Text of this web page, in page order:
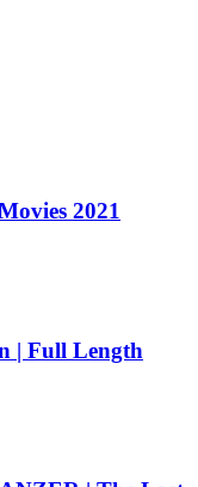
2021
| Full Length